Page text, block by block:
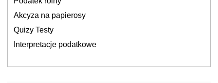
Akcyza na papierosy
Quizy Testy
Interpretacje podatkowe